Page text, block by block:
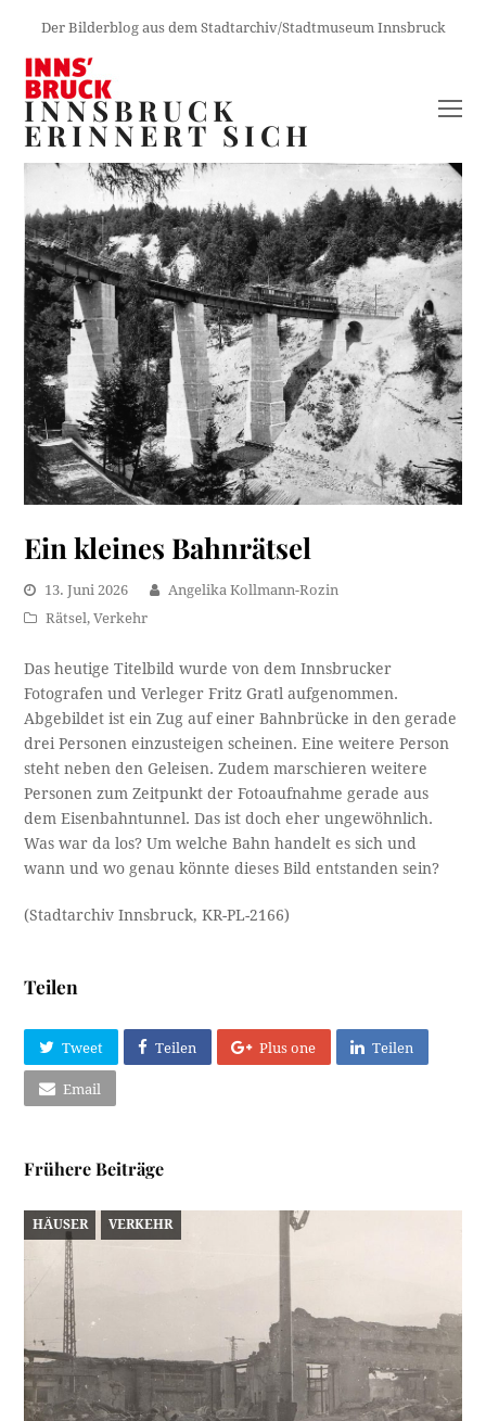
Der Bilderblog aus dem Stadtarchiv/Stadtmuseum Innsbruck
INNSBRUCK
ERINNERT SICH
Ein kleines Bahnrätsel
13. Juni 2026
Angelika Kollmann-Rozin
Rätsel,Verkehr
Das heutige Titelbild wurde von dem Innsbrucker
Fotografen und Verleger Fritz Gratl aufgenommen.
Abgebildet ist ein Zug auf einer Bahnbrücke in den gerade
drei Personen einzusteigen scheinen. Eine weitere Person
steht neben den Geleisen. Zudem marschieren weitere
Personen zum Zeitpunkt der Fotoaufnahme gerade aus
dem Eisenbahntunnel. Das ist doch eher ungewöhnlich.
Was war da los? Um welche Bahn handelt es sich und
wann und wo genau könnte dieses Bild entstanden sein?
(Stadtarchiv Innsbruck, KR-PL-2166)
Teilen
Tweet Teilen Plus one Teilen
Email
Frühere Beiträge
HÄUSER VERKEHR